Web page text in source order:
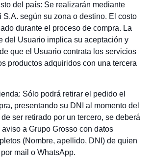
del país: Se realizarán mediante
S.A. según su zona o destino. El costo
durante el proceso de compra. La
del Usuario implica su aceptación y
que el Usuario contrata los servicios
productos adquiridos con una tercera
Sólo podrá retirar el pedido el
presentando su DNI al momento del
ser retirado por un tercero, se deberá
a Grupo Grosso con datos
(Nombre, apellido, DNI) de quien
mail o WhatsApp.